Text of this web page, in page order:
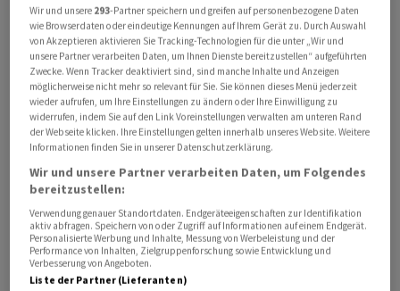
Monatsbericht Mai: «Im zweiten Quartal belasten die
Auswirkungen des Krieges im Nahen Osten die deutsche
Wirtschaft wohl breiter und spürbarer.» Wie stark der
Krieg die Konjunktur belasten wird, hänge
entscheidend von seiner Dauer ab.
Deutlich gestiegene Energiepreise infolge der
Auseinandersetzung im Nahen Osten haben die
Teuerungsrate im April mit 2,9 Prozent auf den
höchsten Stand seit Januar 2024 getrieben. Das dämpft
den privaten Konsum. «Die Inflationsrate dürfte in den
kommenden Monaten erhöht bleiben», prognostiziert
die Bundesbank.
Wir und unsere 293-Partner speichern und greifen auf personenbezogene Daten
wie Browserdaten oder eindeutige Kennungen auf Ihrem Gerät zu. Durch Auswahl
von Akzeptieren aktivieren Sie Tracking-Technologien für die unter „Wir und
unsere Partner verarbeiten Daten, um Ihnen Dienste bereitzustellen“ aufgeführten
Zwecke. Wenn Tracker deaktiviert sind, sind manche Inhalte und Anzeigen
möglicherweise nicht mehr so relevant für Sie. Sie können dieses Menü jederzeit
wieder aufrufen, um Ihre Einstellungen zu ändern oder Ihre Einwilligung zu
widerrufen, indem Sie auf den Link Voreinstellungen verwalten am unteren Rand
der Webseite klicken. Ihre Einstellungen gelten innerhalb unseres Website. Weitere
Informationen finden Sie in unserer Datenschutzerklärung.
Wir und unsere Partner verarbeiten Daten, um Folgendes
bereitzustellen:
Verwendung genauer Standortdaten. Endgeräteeigenschaften zur Identifikation
aktiv abfragen. Speichern von oder Zugriff auf Informationen auf einem Endgerät.
Personalisierte Werbung und Inhalte, Messung von Werbeleistung und der
Performance von Inhalten, Zielgruppenforschung sowie Entwicklung und
Verbesserung von Angeboten.
Liste der Partner (Lieferanten)